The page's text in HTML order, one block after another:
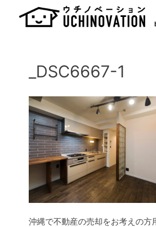
_DSC6667-1
沖縄で不動産の売却をお考えの方